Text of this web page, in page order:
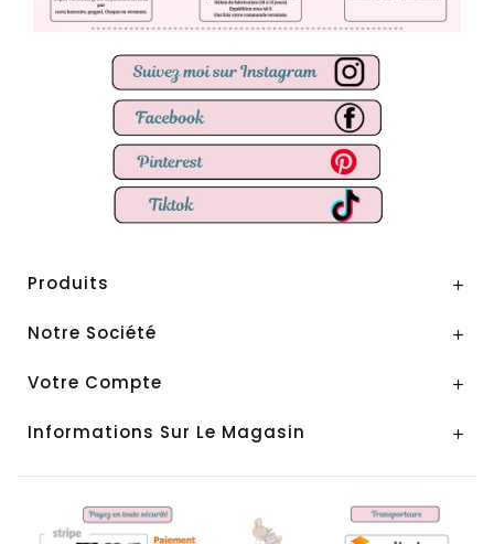
Produits 
Notre Société 
Votre Compte 
Informations Sur Le Magasin 